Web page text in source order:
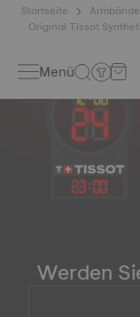
Startseite
Original Tissot
Menü
23:00
Werden